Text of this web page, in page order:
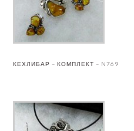
КЕХЛИБАР – КОМПЛЕКТ – N769